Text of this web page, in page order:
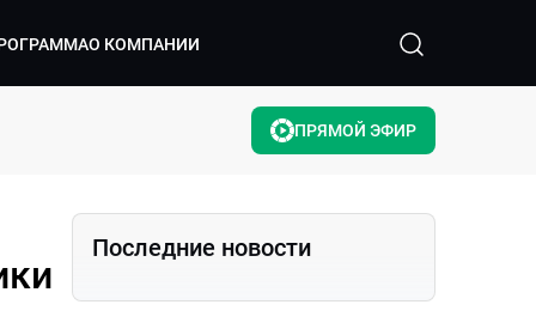
О КОМПАНИИ
ПРЯМОЙ ЭФИР
Последние новости